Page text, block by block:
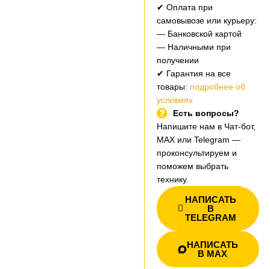
✔ Оплата при
самовывозе или курьеру:
— Банковской картой
— Наличными при
получении
✔ Гарантия на все
товары: подробнее об
условиях
Есть вопросы?
Напишите нам в Чат-бот,
MAX или Telegram —
проконсультируем и
поможем выбрать
технику.
НАПИСАТЬ
В
TELEGRAM
НАПИСАТЬ
В MAX